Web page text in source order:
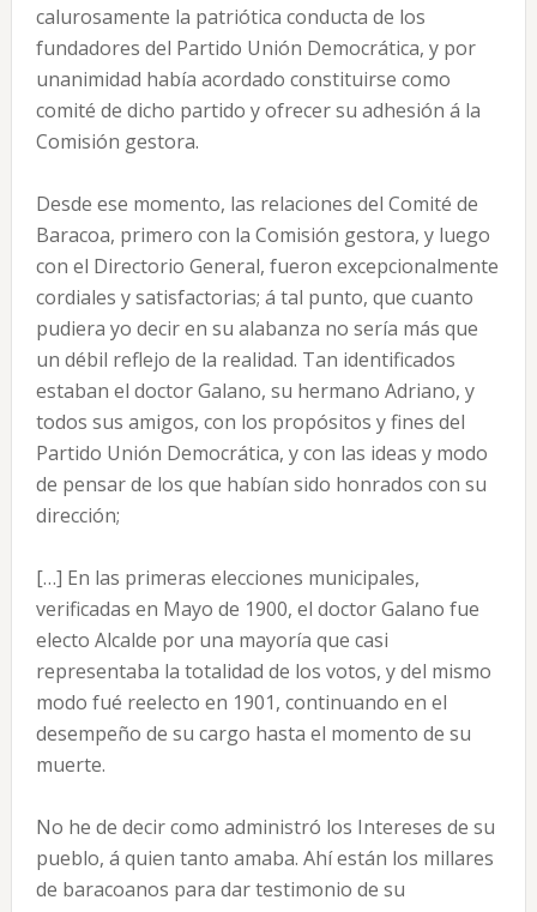
calurosamente la patriótica conducta de los
fundadores del Partido Unión Democrática, y por
unanimidad había acordado constituirse como
comité de dicho partido y ofrecer su adhesión á la
Comisión gestora.
Desde ese momento, las relaciones del Comité de
Baracoa, primero con la Comisión gestora, y luego
con el Directorio General, fueron excepcionalmente
cordiales y satisfactorias; á tal punto, que cuanto
pudiera yo decir en su alabanza no sería más que
un débil reflejo de la realidad. Tan identificados
estaban el doctor Galano, su hermano Adriano, y
todos sus amigos, con los propósitos y fines del
Partido Unión Democrática, y con las ideas y modo
de pensar de los que habían sido honrados con su
dirección;
[…] En las primeras elecciones municipales,
verificadas en Mayo de 1900, el doctor Galano fue
electo Alcalde por una mayoría que casi
representaba la totalidad de los votos, y del mismo
modo fué reelecto en 1901, continuando en el
desempeño de su cargo hasta el momento de su
muerte.
No he de decir como administró los Intereses de su
pueblo, á quien tanto amaba. Ahí están los millares
de baracoanos para dar testimonio de su